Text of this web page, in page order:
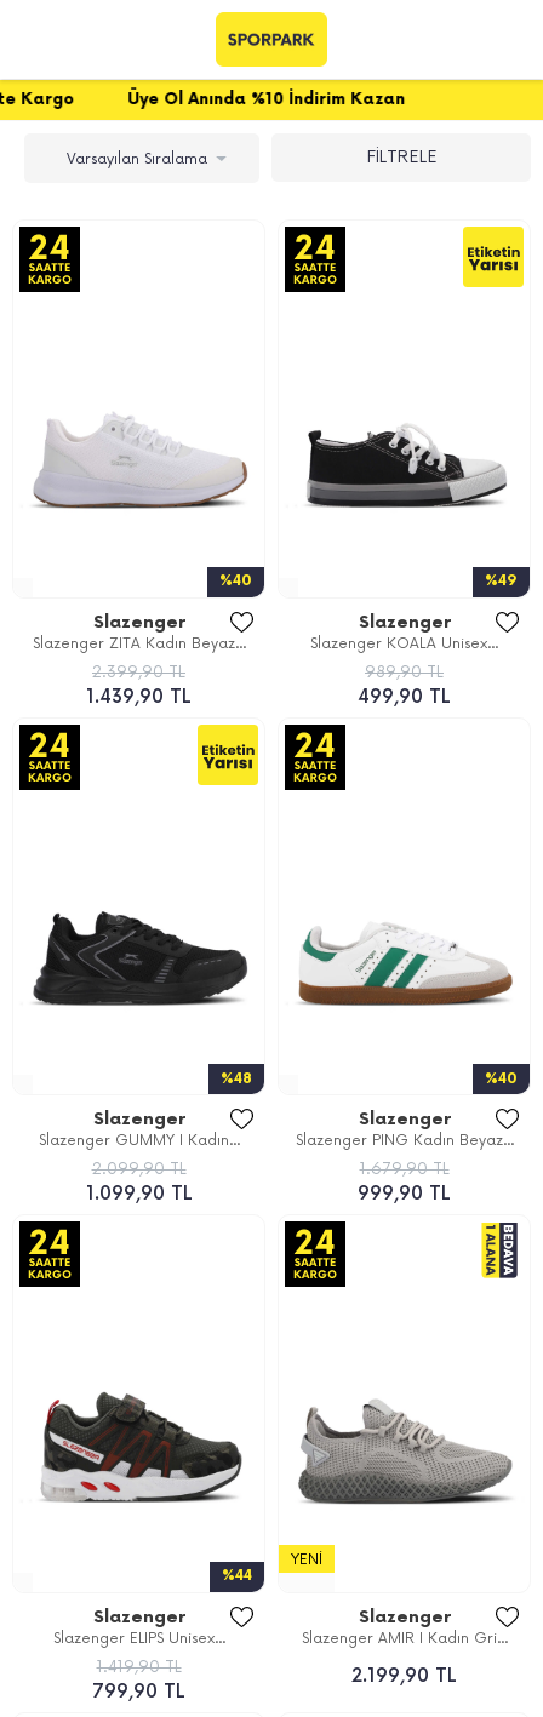
Üye Ol Anında %10 İndirim Kazan
FİLTRELE
%40
Slazenger
Slazenger ZITA Kadın Beyaz...
2.399,90 TL
1.439,90 TL
%49
Slazenger
Slazenger KOALA Unisex...
989,90 TL
499,90 TL
%48
Slazenger
Slazenger GUMMY I Kadın...
2.099,90 TL
1.099,90 TL
%40
Slazenger
Slazenger PING Kadın Beyaz...
1.679,90 TL
999,90 TL
%44
Slazenger
Slazenger ELIPS Unisex...
1.419,90 TL
799,90 TL
YENI
Slazenger
Slazenger AMIR I Kadın Gri...
2.199,90 TL